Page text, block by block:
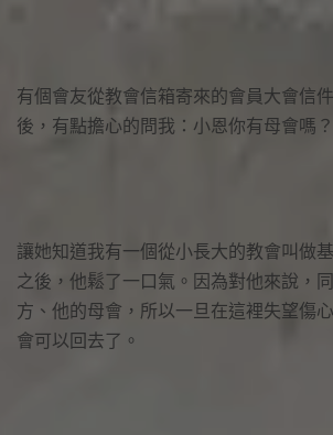
有個會友從教會信箱寄來的會員大會信
後，有點擔心的問我：小恩你有母會嗎？
讓她知道我有一個從小長大的教會叫做
之後，他鬆了一口氣。因為對他來說，
方、他的母會，所以一旦在這裡失望傷
會可以回去了。